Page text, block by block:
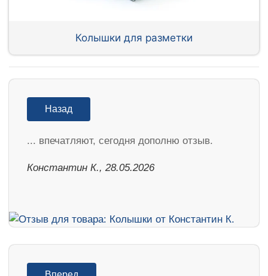
Колышки для разметки
Назад
... впечатляют, сегодня дополню отзыв.
Константин К., 28.05.2026